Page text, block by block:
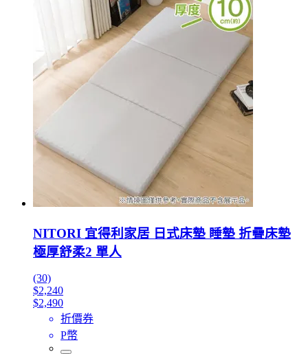
NITORI 宜得利家居 日式床墊 睡墊 折疊床墊
極厚舒柔2 單人
(30)
$2,240
$2,490
折價券
P幣